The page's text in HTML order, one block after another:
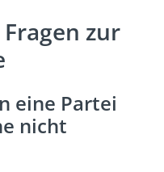
zur
eine Partei
nicht